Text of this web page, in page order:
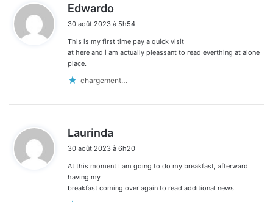
Edwardo
t
:
30 août 2023 à 5h54
This is my first time pay a quick visit
at here and i am actually pleassant to read everthing at alone
place.
chargement…
Laurinda
t
30 août 2023 à 6h20
At this moment I am going to do my breakfast, afterward
having my
breakfast coming over again to read additional news.